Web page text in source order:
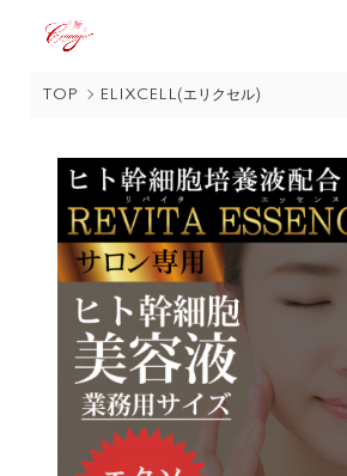
TOP ELIXCELL(エリクセル)